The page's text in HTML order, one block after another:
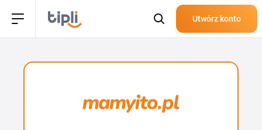
Utwórz konto